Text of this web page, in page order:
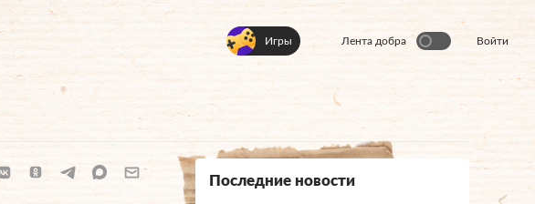
Игры Лента добра Войти
Последние новости